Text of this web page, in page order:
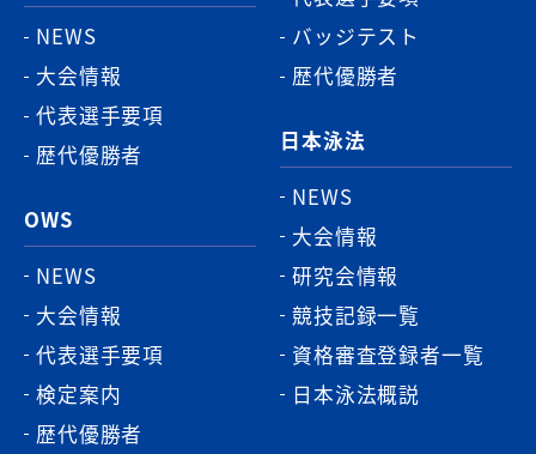
NEWS
大会情報
代表選手要項
歴代優勝者
OWS
NEWS
大会情報
代表選手要項
検定案内
歴代優勝者
バッジテスト
歴代優勝者
日本泳法
NEWS
大会情報
研究会情報
競技記録一覧
資格審査登録者一覧
日本泳法概説